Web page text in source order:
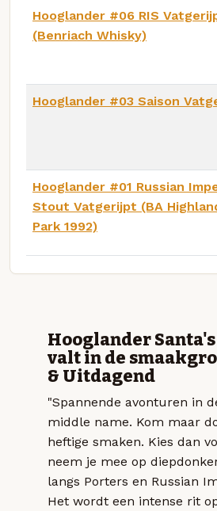
Hooglander #06 RIS
(Benriach Whisky)
Hooglander #03 Saison
Hooglander #01 Russian
Stout Vatgerijpt (BA
Park 1992)
Hooglander
valt in de
& Uitdagend
"Spannende avonturen in
middle name. Kom maar
heftige smaken. Kies dan
neem je mee op
langs Porters en Russian
Het wordt een intense rit